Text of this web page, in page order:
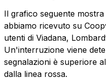
Il grafico seguente
abbiamo ricevuto su
utenti di Viadana,
Un'interruzione viene
segnalazioni è superiore
dalla linea rossa.